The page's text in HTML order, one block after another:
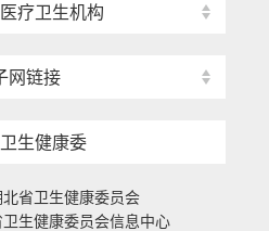
疗卫生机构
网链接
生健康委
省卫生健康委员会
生健康委员会信息中心